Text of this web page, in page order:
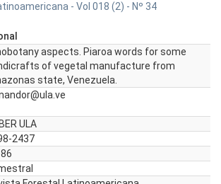
- Vol 018 (2) - Nº 34
aspects. Piaroa words for some
of vegetal manufacture from
state, Venezuela.
ULA
2437